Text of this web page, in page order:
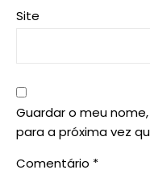
Site
Guardar o meu
para a próxima vez
Comentário *